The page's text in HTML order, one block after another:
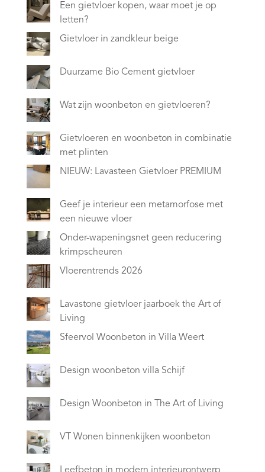
Een gietvloer kopen, waar moet je op
letten?
Gietvloer in zandkleur beige
Duurzame Bio Cement gietvloer
Wat zijn woonbeton en gietvloeren?
Gietvloeren en woonbeton in combinatie
met plinten
NIEUW: Lavasteen Gietvloer PREMIUM
Geef je interieur een metamorfose met
een nieuwe vloer
Onder-wapeningsnet geen reducering
krimpscheuren
Vloerentrends 2026
Lavastone gietvloer jaarboek the Art of
Living
Sfeervol Woonbeton in Villa Weert
Design woonbeton villa Schijf
Design Woonbeton in The Art of Living
VT Wonen binnenkijken woonbeton